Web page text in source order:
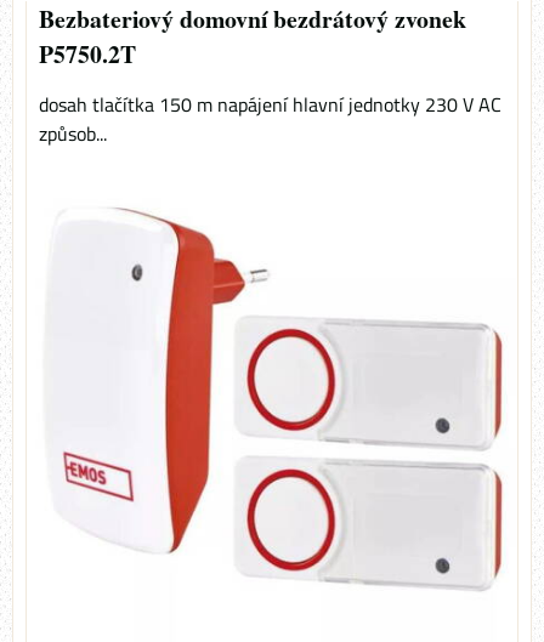
Bezbateriový domovní bezdrátový zvonek
P5750.2T
dosah tlačítka 150 m napájení hlavní jednotky 230 V AC
způsob...